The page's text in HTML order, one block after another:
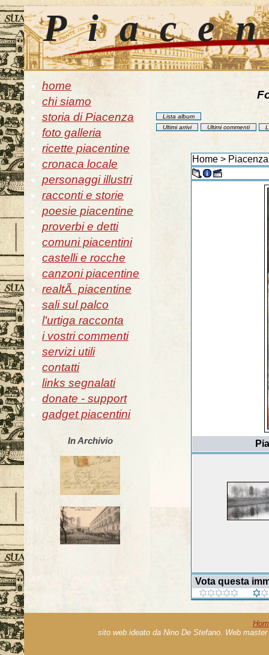
home
chi siamo
storia di Piacenza
foto galleria
ricette piacentine
cronaca locale
personaggi illustri
racconti e storie
poesie piacentine
proverbi e detti
comuni piacentini
castelli e rocche
canzoni piacentine
realtÃ piacentine
sali sul palco
l'urtiga racconta
i vostri commenti
servizi utili
contatti
links segnalati
donate - support
gadget piacentini
In Archivio
Lista album
Ultimi arrivi
Ultimi commenti
Home >
Vota questa
sito web ideato da Nino De Stefano. Web